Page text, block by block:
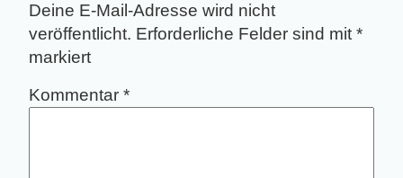
Deine E-Mail-Adresse wird nicht
veröffentlicht. Erforderliche Felder sind mit *
markiert
Kommentar *